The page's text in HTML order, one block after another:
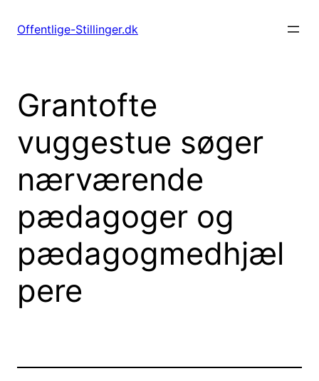
Offentlige-Stillinger.dk
Grantofte
vuggestue søger
nærværende
pædagoger og
pædagogmedhjæl
pere